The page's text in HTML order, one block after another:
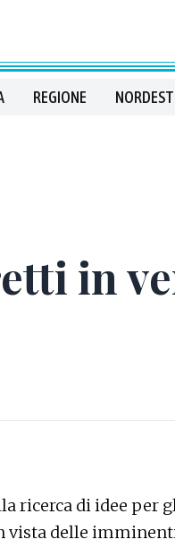
REGIONE NORDEST
in
ricerca di idee per
vista delle imminenti